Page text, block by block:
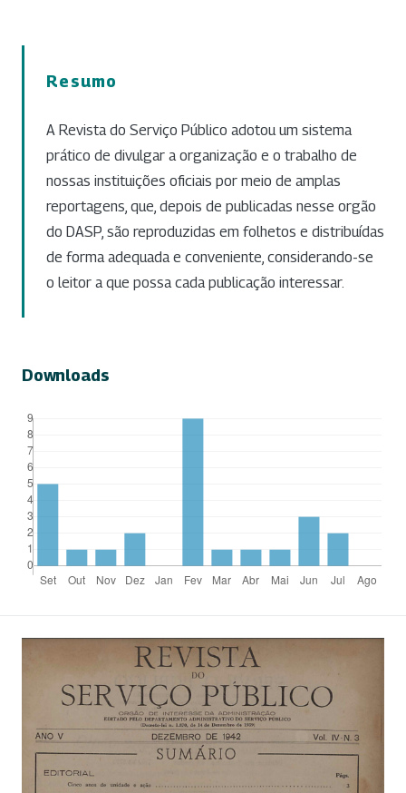
Resumo
A Revista do Serviço Público adotou um sistema
prático de divulgar a organização e o trabalho de
nossas instituições oficiais por meio de amplas
reportagens, que, depois de publicadas nesse orgão
do DASP, são reproduzidas em folhetos e distribuídas
de forma adequada e conveniente, considerando-se
o leitor a que possa cada publicação interessar.
Downloads